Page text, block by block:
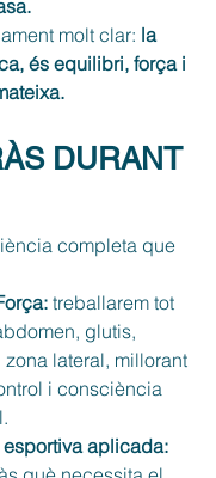
molt clar: la
és equilibri, força i
DURANT
completa que
treballarem tot
glutis,
zona lateral, millorant
i consciència
aplicada: